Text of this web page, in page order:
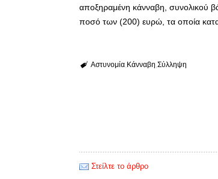
αποξηραμένη κάνναβη, συνολικού
ποσό των (200) ευρώ, τα οποία
Αστυνομία Κάνναβη Σύλληψη
Στείλτε το άρθρο